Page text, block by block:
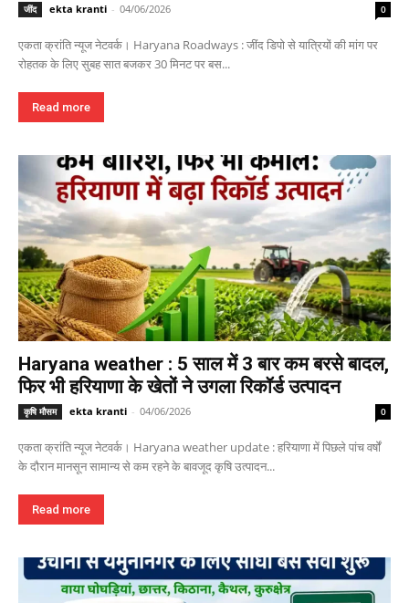
जींद ekta kranti - 04/06/2026 0
एकता क्रांति न्यूज नेटवर्क। Haryana Roadways : जींद डिपो से यात्रियों की मांग पर
रोहतक के लिए सुबह सात बजकर 30 मिनट पर बस...
Read more
Haryana weather : 5 साल में 3 बार कम बरसे बादल,
फिर भी हरियाणा के खेतों ने उगला रिकॉर्ड उत्पादन
कृषि मौसम ekta kranti - 04/06/2026 0
एकता क्रांति न्यूज नेटवर्क। Haryana weather update : हरियाणा में पिछले पांच वर्षों
के दौरान मानसून सामान्य से कम रहने के बावजूद कृषि उत्पादन...
Read more